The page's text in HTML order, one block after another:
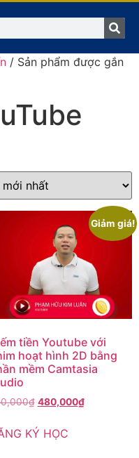
/ Sản phẩm được gắn
Giảm giá!
tiền Youtube với
hoạt hình 2D bằng
mềm Camtasia
₫ 480,000₫
KÝ HỌC